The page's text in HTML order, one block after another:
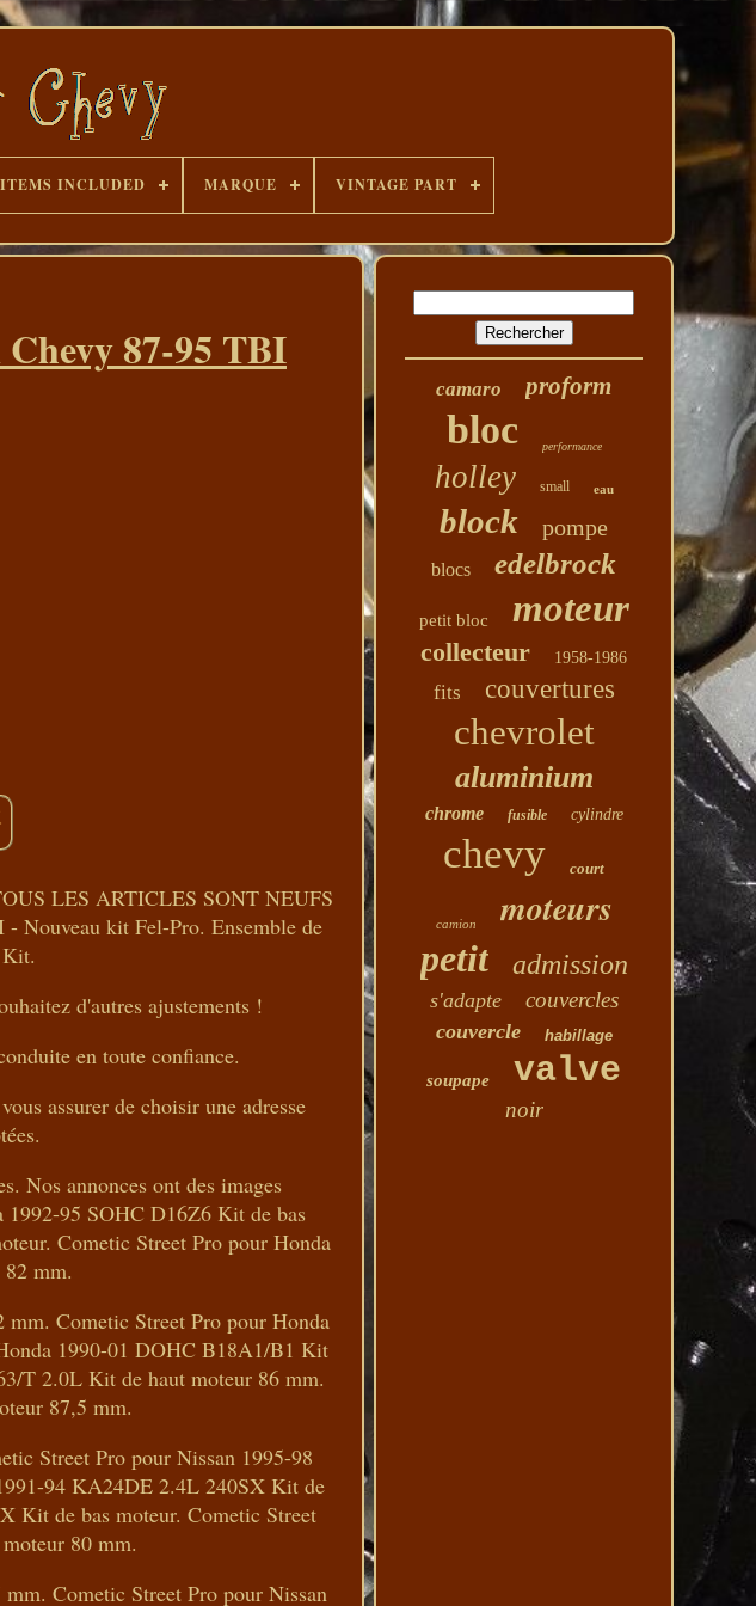
ITEMS INCLUDED MARQUE VINTAGE PART
87-95 TBI
LES ARTICLES SONT NEUFS
Nouveau kit Fel-Pro. Ensemble de
d'autres ajustements !
en toute confiance.
assurer de choisir une adresse
Nos annonces ont des images
1992-95 SOHC D16Z6 Kit de bas
Cometic Street Pro pour Honda
mm.
Cometic Street Pro pour Honda
1990-01 DOHC B18A1/B1 Kit
T 2.0L Kit de haut moteur 86 mm.
87,5 mm.
Street Pro pour Nissan 1995-98
94 KA24DE 2.4L 240SX Kit de
Kit de bas moteur. Cometic Street
80 mm.
Cometic Street Pro pour Nissan
camaro proform
bloc performance
holley small eau
block pompe
blocs edelbrock
petit bloc moteur
collecteur 1958-1986
fits couvertures
chevrolet
aluminium
chrome fusible cylindre
chevy court
camion moteurs
petit admission
s'adapte couvercles
couvercle habillage
soupape valve
noir